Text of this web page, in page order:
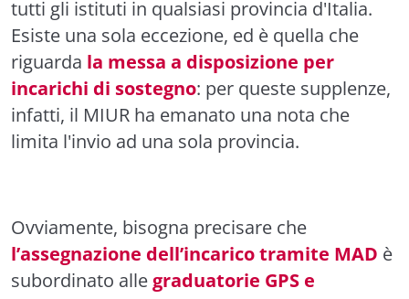
tutti gli istituti in qualsiasi provincia d'Italia.
Esiste una sola eccezione, ed è quella che
riguarda la messa a disposizione per
incarichi di sostegno: per queste supplenze,
infatti, il MIUR ha emanato una nota che
limita l'invio ad una sola provincia.
Ovviamente, bisogna precisare che
l’assegnazione dell’incarico tramite MAD è
subordinato alle graduatorie GPS e